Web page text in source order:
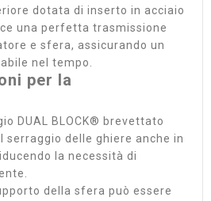
dotata di inserto in acciaio
una perfetta trasmissione
e sfera, assicurando un
nel tempo.
per la
DUAL BLOCK® brevettato
serraggio delle ghiere anche in
la necessità di
della sfera può essere